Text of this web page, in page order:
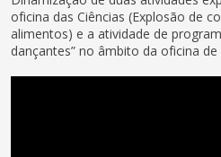
oficina das Ciências (Explosão de
alimentos) e a atividade de
dançantes” no âmbito da oficina